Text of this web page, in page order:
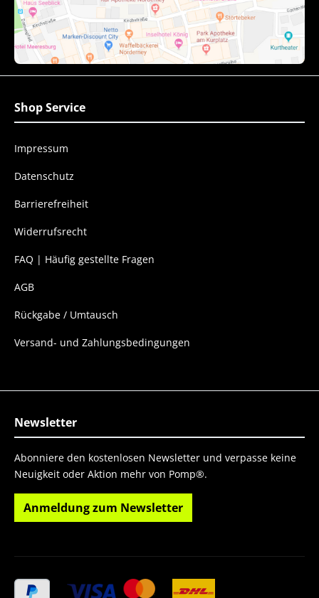
Shop Service
Impressum
Datenschutz
Barrierefreiheit
Widerrufsrecht
FAQ | Häufig gestellte Fragen
AGB
Rückgabe / Umtausch
Versand- und Zahlungsbedingungen
Newsletter
Abonniere den kostenlosen Newsletter und verpasse keine
Neuigkeit oder Aktion mehr von Pomp®.
Anmeldung zum Newsletter